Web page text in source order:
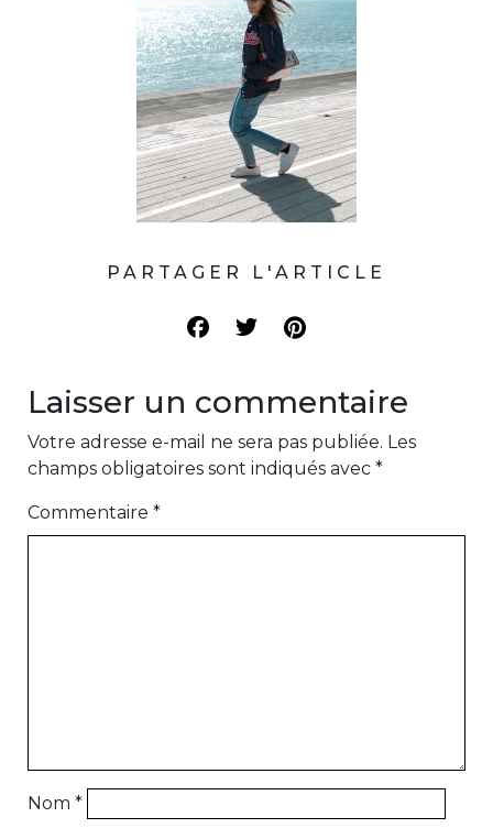
PARTAGER L'ARTICLE
Laisser un commentaire
Votre adresse e-mail ne sera pas publiée. Les
champs obligatoires sont indiqués avec *
Commentaire *
Nom *